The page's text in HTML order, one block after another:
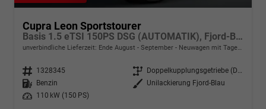
Cupra Leon Sportstourer
Basis 1.5 eTSI 150PS DSG (AUTOMATIK), Fjord-Blau, 18" Alu Garbi, Sitzheizung, M-Lederlenkrad beheizt, Parksensoren vorne und hinten, Adaptiver Tempomat, 3-Zonen-Climatronic, Radio 12,9" + Full Link (Navi-Funktion über Smartphone), Elektr. Heckklappe
unverbindliche Lieferzeit: Ende August - September Neuwagen mit Tageszulassung
Fahrzeugnr. 1328345 Getriebe
Doppelkupplungsgetriebe (DSG)
Kraftstoff
Benzin Außenfarbe
Unilackierung Fjord-Blau
Leistung
110 kW (150 PS)